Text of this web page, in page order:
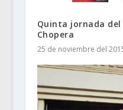
Quinta jornada del
Chopera
25 de noviembre del